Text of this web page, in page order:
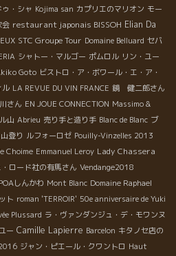
・シャ Kojima san カプリエのマリオン モー
会 restaurant japonais BISSOH Elian Da
STC Groupe Tour Domaine Belluard セバ
シャトー・マルゴー ポムロル リン・ユー
Goto ビストロ・ア・ボワール・エ・ア・
ル LA REVUE DU VIN FRANCE 鏡 健二郎さん
さん EN JOUE CONNECTION Massimo &
山 Abrieu 売り手と造り手 Blanc de Blanc ブ
山登り ルフォーロゼ Pouilly-Vinzelles 2013
Choime Emmanuel Leroy Lady Chassera
ロード社の有馬さん Vendange2018
しんかわ Mont Blanc Domaine Raphael
ト roman 'TERROIR' 50e anniversaire de Yuki
Plussard ラ・ヴァンダンジュ・デ・モワンヌ
ー Camille Lapierre Barcelon キタノセ店の
ジャン・ピエール・クワントロ Haut